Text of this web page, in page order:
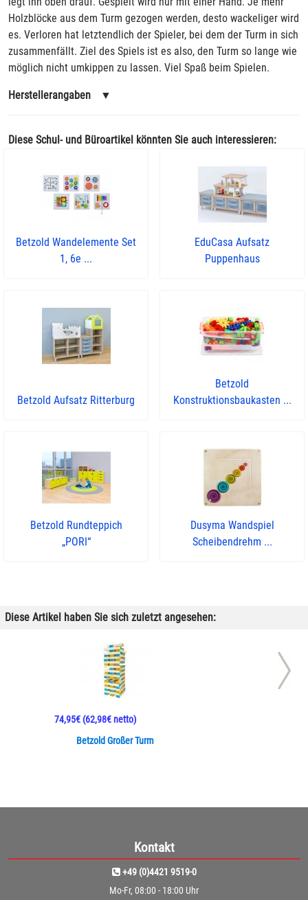
Holzblöcke aus dem Turm gezogen werden, desto wackeliger wird
es. Verloren hat letztendlich der Spieler, bei dem der Turm in sich
zusammenfällt. Ziel des Spiels ist es also, den Turm so lange wie
möglich nicht umkippen zu lassen. Viel Spaß beim Spielen.
Herstellerangaben ▼
Diese Schul- und Büroartikel könnten Sie auch interessieren:
Betzold Wandelemente Set
1, 6e ...
EduCasa Aufsatz
Puppenhaus
Betzold Aufsatz Ritterburg
Betzold
Konstruktionsbaukasten ...
Betzold Rundteppich
„PORI“
Dusyma Wandspiel
Scheibendrehm ...
Diese Artikel haben Sie sich zuletzt angesehen:
Betzold Großer Turm
74,95€(62,98€ netto)
Kontakt
+49 (0)4421 9519-0
Mo-Fr, 08:00 - 18:00 Uhr